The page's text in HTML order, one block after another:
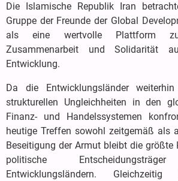
Die Islamische Republik Iran
Gruppe der Freunde der Global
als eine wertvolle Plattform
Zusammenarbeit und Solidarität
Entwicklung.
Da die Entwicklungsländer
strukturellen Ungleichheiten in den
Finanz- und Handelssystemen
heutige Treffen sowohl zeitgemäß als
Beseitigung der Armut bleibt die größte
politische
Entwicklungsländern.